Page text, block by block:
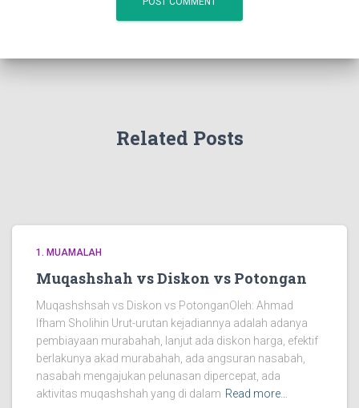
Related Posts
1. MUAMALAH
Muqashshah vs Diskon vs Potongan
Muqashshsah vs Diskon vs PotonganOleh: Ahmad
Ifham Sholihin Urut-urutan kejadiannya adalah adanya
pembiayaan murabahah, lanjut ada diskon harga, efektif
berlakunya akad murabahah, ada angsuran nasabah,
nasabah mengajukan pelunasan dipercepat, ada
aktivitas muqashshah yang di dalam Read more…